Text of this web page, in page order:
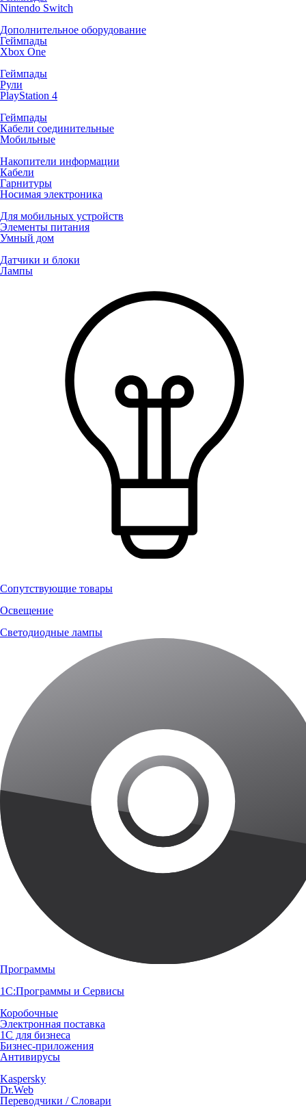
Nintendo Switch
Дополнительное оборудование
Геймпады
Xbox One
Геймпады
Рули
PlayStation 4
Геймпады
Кабели соединительные
Мобильные
Накопители информации
Кабели
Гарнитуры
Носимая электроника
Для мобильных устройств
Элементы питания
Умный дом
Датчики и блоки
Лампы
Сопутствующие товары
Освещение
Светодиодные лампы
Программы
1С:Программы и Сервисы
Коробочные
Электронная поставка
1С для бизнеса
Бизнес-приложения
Антивирусы
Kaspersky
Dr.Web
Переводчики / Словари